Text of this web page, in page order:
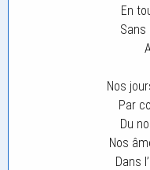
En
Sans
Nos
Par
Du
Nos
Dans